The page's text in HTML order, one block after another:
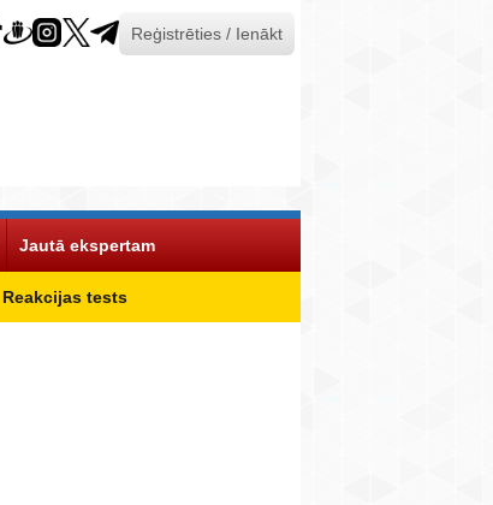
Reģistrēties / Ienākt
Reakcijas tests
Jautā ekspertam